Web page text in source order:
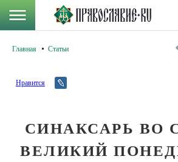
Главная Статьи
Нравится
СИНАКСАРЬ ВО
ВЕЛИКИЙ